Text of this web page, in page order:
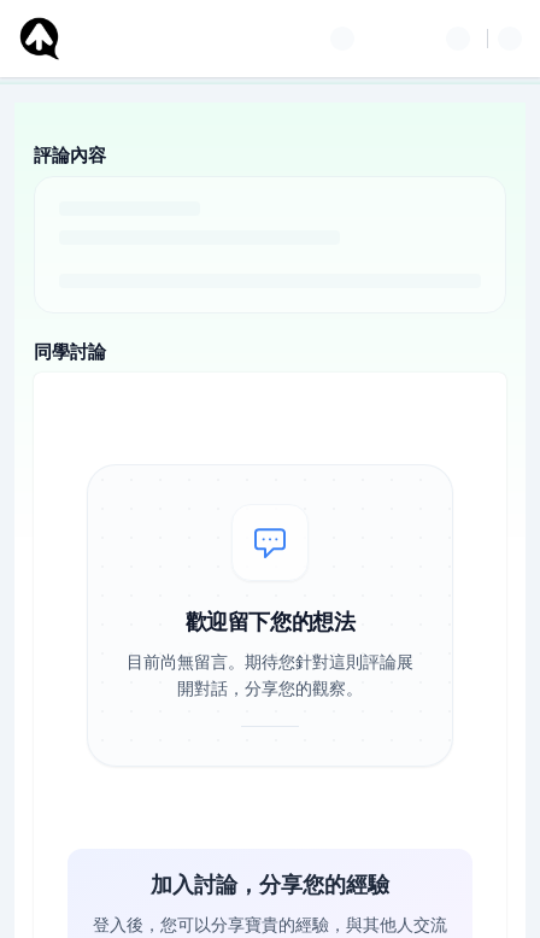
評論內容
同學討論
歡迎留下您的想法
目前尚無留言。期待您針對這則評論展
開對話，分享您的觀察。
加入討論，分享您的經驗
登入後，您可以分享寶貴的經驗，與其他人交流